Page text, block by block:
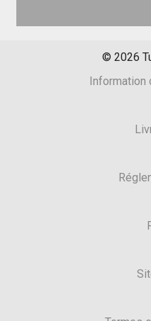
© 2026
Information